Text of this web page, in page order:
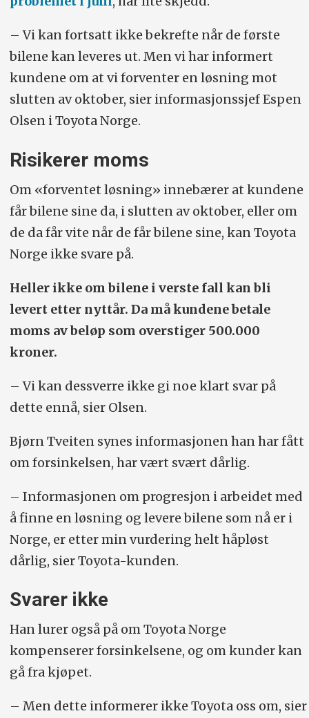
– Vi kan fortsatt ikke bekrefte når de første
bilene kan leveres ut. Men vi har informert
kundene om at vi forventer en løsning mot
slutten av oktober, sier informasjonssjef Espen
Olsen i Toyota Norge.
Risikerer moms
Om «forventet løsning» innebærer at kundene
får bilene sine da, i slutten av oktober, eller om
de da får vite når de får bilene sine, kan Toyota
Norge ikke svare på.
Heller ikke om bilene i verste fall kan bli
levert etter nyttår. Da må kundene betale
moms av beløp som overstiger 500.000
kroner.
– Vi kan dessverre ikke gi noe klart svar på
dette ennå, sier Olsen.
Bjørn Tveiten synes informasjonen han har fått
om forsinkelsen, har vært svært dårlig.
– Informasjonen om progresjon i arbeidet med
å finne en løsning og levere bilene som nå er i
Norge, er etter min vurdering helt håpløst
dårlig, sier Toyota-kunden.
Svarer ikke
Han lurer også på om Toyota Norge
kompenserer forsinkelsene, og om kunder kan
gå fra kjøpet.
– Men dette informerer ikke Toyota oss om, sier